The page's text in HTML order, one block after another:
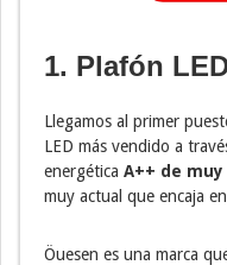
1. Plafón
Llegamos al primer
LED más vendido a
energética A++ de
muy actual que encaja
Öuesen es una marca